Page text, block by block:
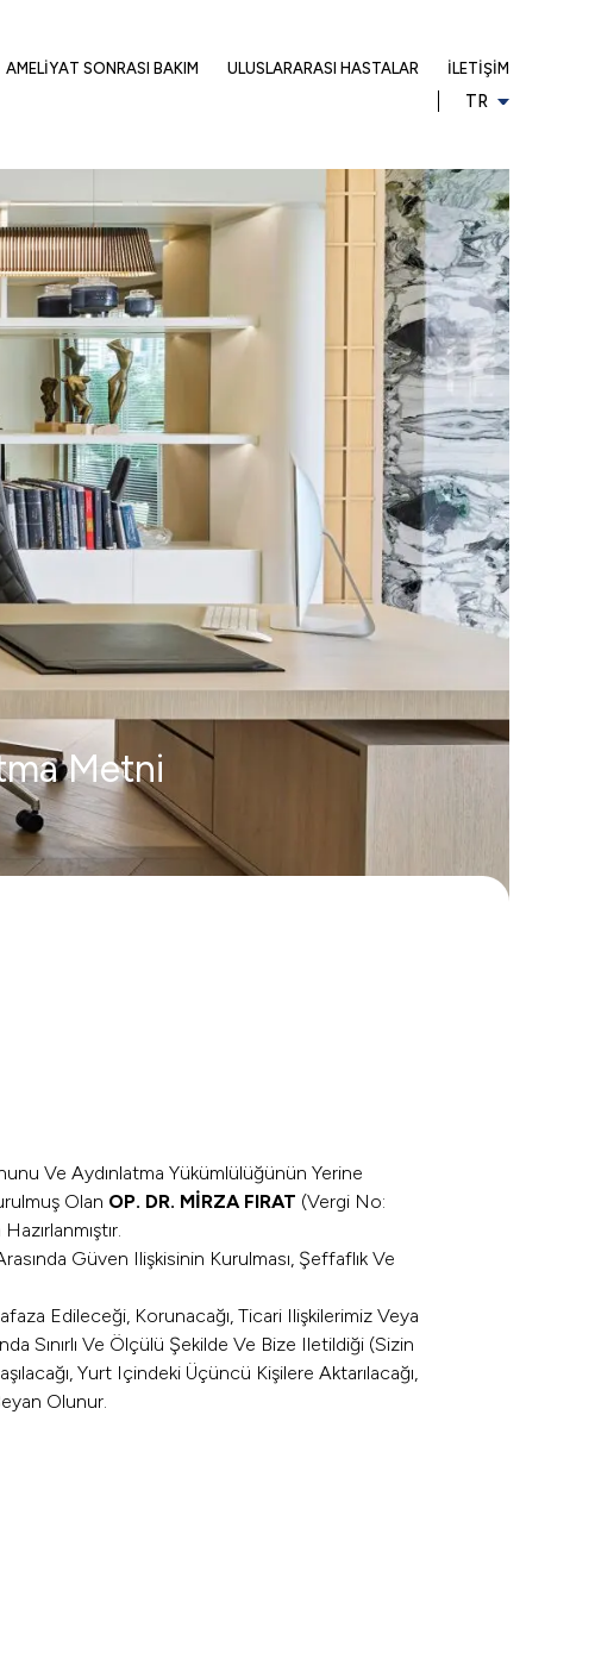
AMELIYAT SONRASI BAKIM ULUSLARARASI HASTALAR İLETIŞIM
TR
Metni
Ve Aydınlatma Yükümlülüğünün Yerine
Olan OP. DR. MİRZA FIRAT (Vergi No:
Güven Ilişkisinin Kurulması, Şeffaflık Ve
Edileceği, Korunacağı, Ticari Ilişkilerimiz Veya
Sınırlı Ve Ölçülü Şekilde Ve Bize Iletildiği (sizin
Yurt Içindeki Üçüncü Kişilere Aktarılacağı,
Olunur.